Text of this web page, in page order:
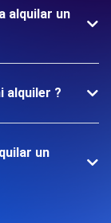
alquilar un
alquiler ?
un